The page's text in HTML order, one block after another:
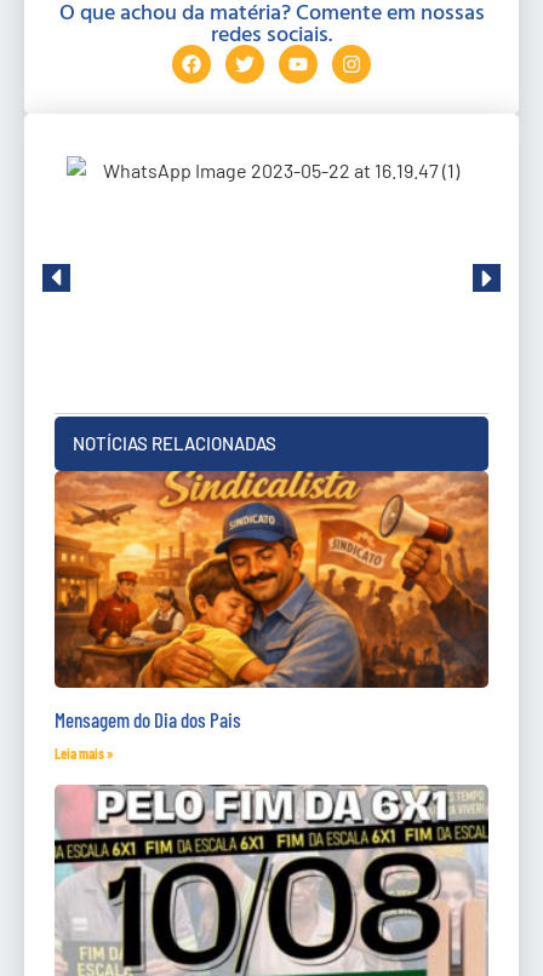
O que achou da matéria? Comente em nossas
redes sociais.
NOTÍCIAS RELACIONADAS
Mensagem do Dia dos Pais
Leia mais »